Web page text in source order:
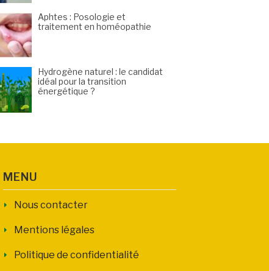
Aphtes : Posologie et
traitement en homéopathie
Hydrogène naturel : le candidat
idéal pour la transition
énergétique ?
MENU
Nous contacter
Mentions légales
Politique de confidentialité